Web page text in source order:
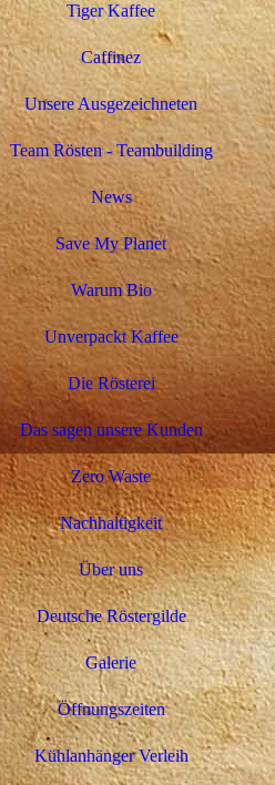
Tiger Kaffee
Caffinez
Unsere Ausgezeichneten
Team Rösten - Teambuilding
News
Save My Planet
Warum Bio
Unverpackt Kaffee
Die Rösterei
Das sagen unsere Kunden
Zero Waste
Nachhaltigkeit
Über uns
Deutsche Röstergilde
Galerie
Öffnungszeiten
Kühlanhänger Verleih